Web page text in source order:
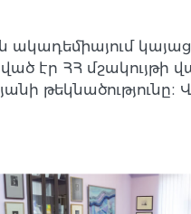
էր ՀՀ
թեկնածությունը։